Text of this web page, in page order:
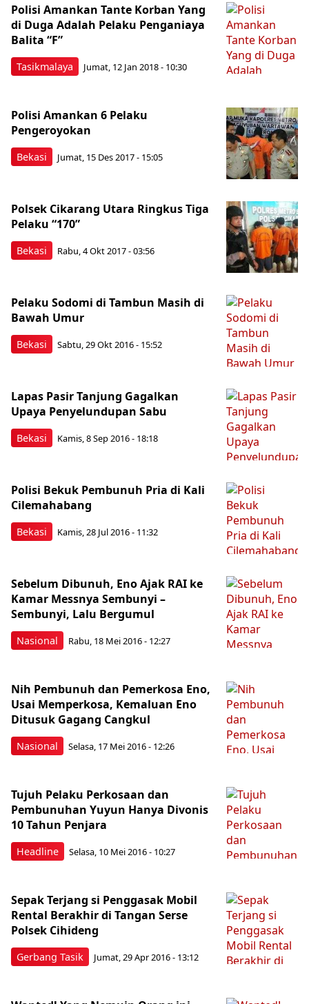
Tasikmalaya
Polisi Amankan Tante Korban Yang
di Duga Adalah Pelaku Penganiaya
Balita “F”
Jumat, 12 Jan 2018 - 10:30
Bekasi
Polisi Amankan 6 Pelaku
Pengeroyokan
Jumat, 15 Des 2017 - 15:05
Bekasi
Polsek Cikarang Utara Ringkus Tiga
Pelaku “170”
Rabu, 4 Okt 2017 - 03:56
Bekasi
Pelaku Sodomi di Tambun Masih di
Bawah Umur
Sabtu, 29 Okt 2016 - 15:52
Bekasi
Lapas Pasir Tanjung Gagalkan
Upaya Penyelundupan Sabu
Kamis, 8 Sep 2016 - 18:18
Bekasi
Polisi Bekuk Pembunuh Pria di Kali
Cilemahabang
Kamis, 28 Jul 2016 - 11:32
Nasional
Sebelum Dibunuh, Eno Ajak RAI ke
Kamar Messnya Sembunyi –
Sembunyi, Lalu Bergumul
Rabu, 18 Mei 2016 - 12:27
Nasional
Nih Pembunuh dan Pemerkosa Eno,
Usai Memperkosa, Kemaluan Eno
Ditusuk Gagang Cangkul
Selasa, 17 Mei 2016 - 12:26
Headline
Tujuh Pelaku Perkosaan dan
Pembunuhan Yuyun Hanya Divonis
10 Tahun Penjara
Selasa, 10 Mei 2016 - 10:27
Gerbang Tasik
Sepak Terjang si Penggasak Mobil
Rental Berakhir di Tangan Serse
Polsek Cihideng
Jumat, 29 Apr 2016 - 13:12